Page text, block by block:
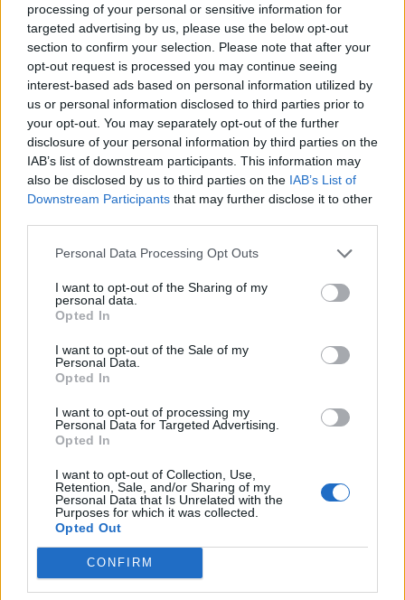
processing of your personal or sensitive information for
targeted advertising by us, please use the below opt-out
section to confirm your selection. Please note that after your
opt-out request is processed you may continue seeing
interest-based ads based on personal information utilized by
us or personal information disclosed to third parties prior to
your opt-out. You may separately opt-out of the further
disclosure of your personal information by third parties on the
IAB’s list of downstream participants. This information may
also be disclosed by us to third parties on the IAB’s List of
Downstream Participants that may further disclose it to other
Personal Data Processing Opt Outs
I want to opt-out of the Sharing of my
personal data.
Opted In
I want to opt-out of the Sale of my
Personal Data.
Opted In
I want to opt-out of processing my
Personal Data for Targeted Advertising.
Opted In
I want to opt-out of Collection, Use,
Retention, Sale, and/or Sharing of my
Personal Data that Is Unrelated with the
Purposes for which it was collected.
Opted Out
CONFIRM
Στην Λατινική Αμερική μεταδίδεται ήδη η
σχετική εξέλιξη, προς επιβεβαίωση και όσων
Facundo Pérez se va de
Lanús a Grecia.
El club lo cede a préstamo
por un año con cargo y con
opción de compra al
Panetolikos. Mañana viaja
para hacerse la revisión
médica y firmar contrato.